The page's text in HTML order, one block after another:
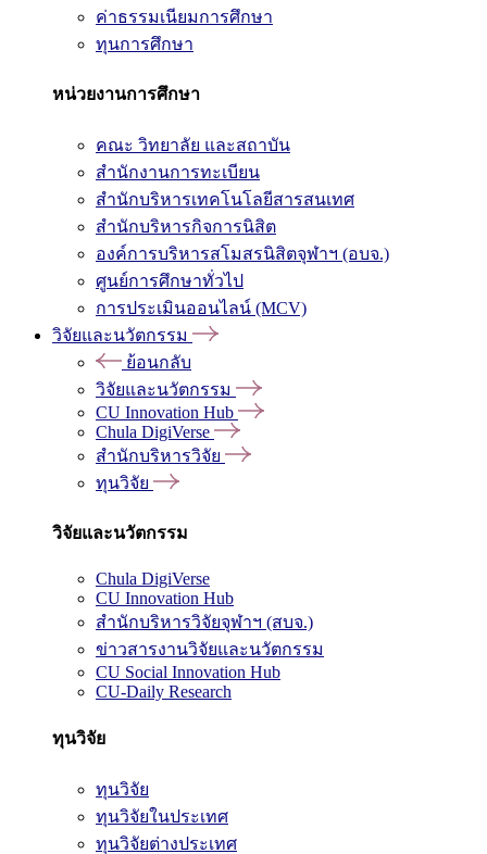
ค่าธรรมเนียมการศึกษา
ทุนการศึกษา
หน่วยงานการศึกษา
คณะ วิทยาลัย และสถาบัน
สำนักงานการทะเบียน
สำนักบริหารเทคโนโลยีสารสนเทศ
สำนักบริหารกิจการนิสิต
องค์การบริหารสโมสรนิสิตจุฬาฯ (อบจ.)
ศูนย์การศึกษาทั่วไป
การประเมินออนไลน์ (MCV)
วิจัยและนวัตกรรม
ย้อนกลับ
วิจัยและนวัตกรรม
CU Innovation Hub
Chula DigiVerse
สำนักบริหารวิจัย
ทุนวิจัย
วิจัยและนวัตกรรม
Chula DigiVerse
CU Innovation Hub
สำนักบริหารวิจัยจุฬาฯ (สบจ.)
ข่าวสารงานวิจัยและนวัตกรรม
CU Social Innovation Hub
CU-Daily Research
ทุนวิจัย
ทุนวิจัย
ทุนวิจัยในประเทศ
ทุนวิจัยต่างประเทศ